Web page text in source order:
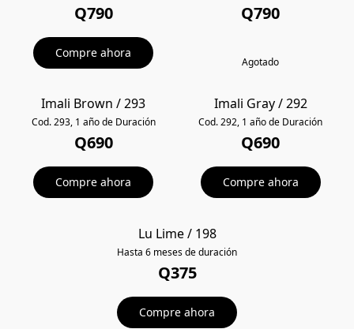
Q790
Compre ahora
Q790
Agotado
Imali Brown / 293
Cod. 293, 1 año de Duración
Q690
Compre ahora
Imali Gray / 292
Cod. 292, 1 año de Duración
Q690
Compre ahora
Lu Lime / 198
Hasta 6 meses de duración
Q375
Compre ahora